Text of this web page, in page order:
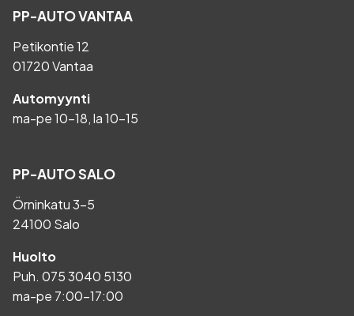
PP-AUTO VANTAA
Petikontie 12
01720 Vantaa
Automyynti
ma-pe 10-18, la 10-15
PP-AUTO SALO
Örninkatu 3-5
24100 Salo
Huolto
Puh. 075 3040 5130
ma-pe 7:00-17:00